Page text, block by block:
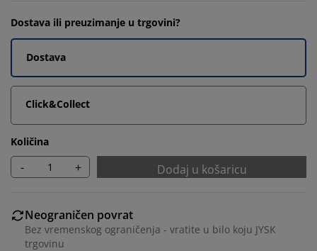
Dostava ili preuzimanje u trgovini?
Dostava
Click&Collect
Količina
- + Dodaj u košaricu
Neograničen povrat
Bez vremenskog ograničenja - vratite u bilo koju JYSK
trgovinu